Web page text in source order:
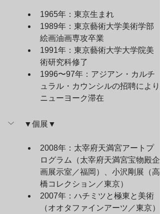
1965年：東京生まれ
1989年：東京藝術大学美術学部
絵画油画専攻卒業
1991年：東京藝術大学大学院美
術研究科修了
1996〜97年：アジアン・カルチ
ュラル・カウンシルの招聘により
ニューヨーク滞在
▼個展▼
2008年：太宰府天満宮アートプ
ログラム（太宰府天満宮宝物殿企
画展示室／福岡）、小沢剛展（高
橋コレクション／東京）
2007年：ハチミツと極東と美術
（オオタファインアーツ／東京）